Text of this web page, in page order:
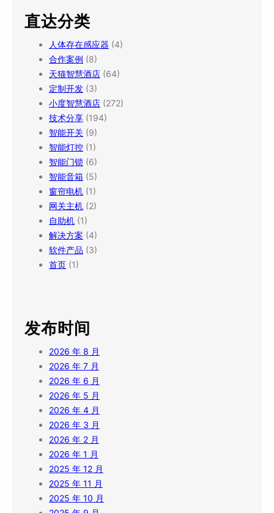
直达分类
人体存在感应器 (4)
合作案例 (8)
天猫智慧酒店 (64)
定制开发 (3)
小度智慧酒店 (272)
技术分享 (194)
智能开关 (9)
智能灯控 (1)
智能门锁 (6)
智能音箱 (5)
窗帘电机 (1)
网关主机 (2)
自助机 (1)
解决方案 (4)
软件产品 (3)
首页 (1)
发布时间
2026 年 8 月
2026 年 7 月
2026 年 6 月
2026 年 5 月
2026 年 4 月
2026 年 3 月
2026 年 2 月
2026 年 1 月
2025 年 12 月
2025 年 11 月
2025 年 10 月